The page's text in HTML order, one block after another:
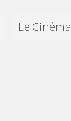
Le Cinéma